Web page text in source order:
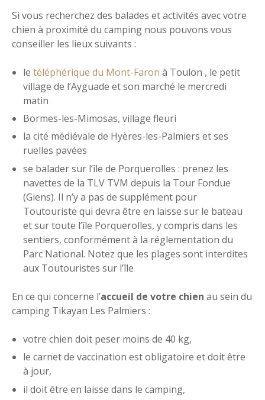
Si vous recherchez des balades et activités avec votre
chien à proximité du camping nous pouvons vous
conseiller les lieux suivants :
letéléphérique du Mont-Faron à Toulon , le petit
village de l’Ayguade et son marché le mercredi
matin
Bormes-les-Mimosas, village fleuri
la cité médiévale de Hyères-les-Palmiers et ses
ruelles pavées
se balader sur l’île de Porquerolles : prenez les
navettes de la TLV TVM depuis la Tour Fondue
(Giens). Il n’y a pas de supplément pour
Toutouriste qui devra être en laisse sur le bateau
et sur toute l’île Porquerolles, y compris dans les
sentiers, conformément à la réglementation du
Parc National. Notez que les plages sont interdites
aux Toutouristes sur l’île
En ce qui concerne l’accueil de votre chien au sein du
camping Tikayan Les Palmiers :
votre chien doit peser moins de 40 kg,
le carnet de vaccination est obligatoire et doit être
à jour,
il doit être en laisse dans le camping,